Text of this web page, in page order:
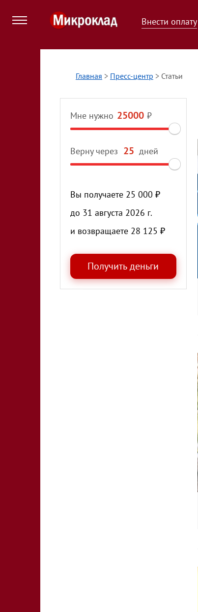
Внести оплату
Главная > Пресс-центр > Статьи
Мне нужно ₽
Верну через дней
Вы получаете 25 000 ₽
до 31 августа 2026 г.
и возвращаете 28 125 ₽